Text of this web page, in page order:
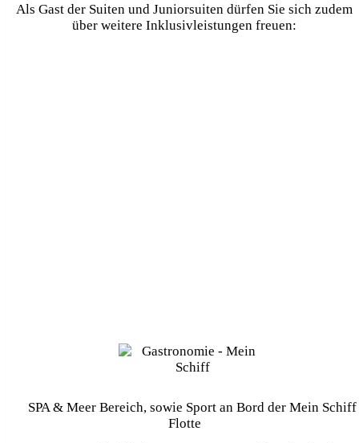
Als Gast der Suiten und Juniorsuiten dürfen Sie sich zudem
über weitere Inklusivleistungen freuen:
SPA & Meer Bereich, sowie Sport an Bord der Mein Schiff
Flotte